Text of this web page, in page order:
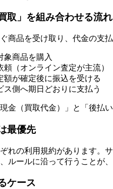
取」を組み合わせる流れ
商品を受け取り、代金の支
象商品を購入
（オンライン査定が主流）
額が確定後に振込を受ける
ス側へ期日どおりに支払う
金（買取代金）」と「後払
最優先
れの利用規約があります。
ルールに沿って行うことが
ケース